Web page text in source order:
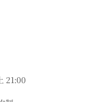
21:00